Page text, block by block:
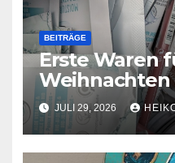
BEITRÄGE
Erste Waren
JULI 29, 2026